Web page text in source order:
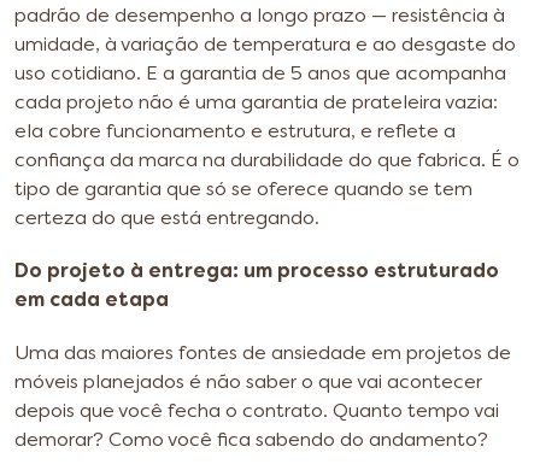
padrão de desempenho a longo prazo — resistência à
umidade, à variação de temperatura e ao desgaste do
uso cotidiano. E a garantia de 5 anos que acompanha
cada projeto não é uma garantia de prateleira vazia:
ela cobre funcionamento e estrutura, e reflete a
confiança da marca na durabilidade do que fabrica. É o
tipo de garantia que só se oferece quando se tem
certeza do que está entregando.
Do projeto à entrega: um processo estruturado
em cada etapa
Uma das maiores fontes de ansiedade em projetos de
móveis planejados é não saber o que vai acontecer
depois que você fecha o contrato. Quanto tempo vai
demorar? Como você fica sabendo do andamento?